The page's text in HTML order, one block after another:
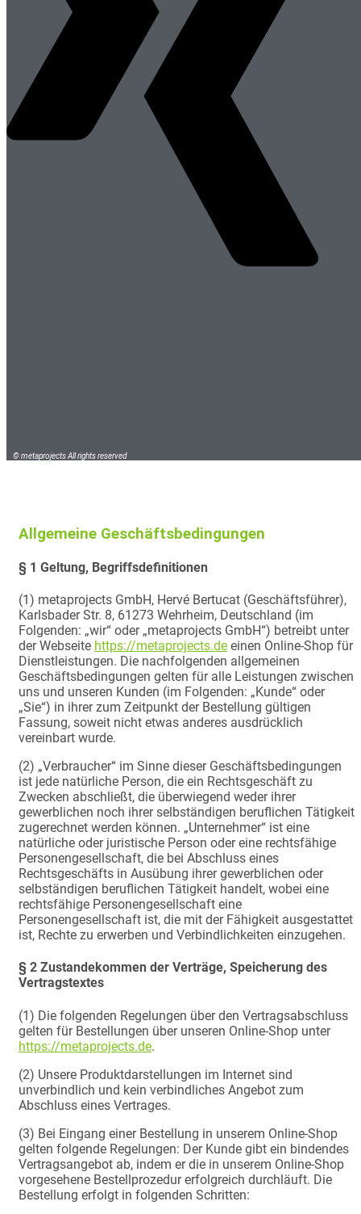
© metaprojects All rights reserved
Allgemeine Geschäftsbedingungen
§ 1 Geltung, Begriffsdefinitionen
(1) metaprojects GmbH, Hervé Bertucat (Geschäftsführer),
Karlsbader Str. 8, 61273 Wehrheim, Deutschland (im
Folgenden: „wir“ oder „metaprojects GmbH“) betreibt unter
der Webseite https://metaprojects.de einen Online-Shop für
Dienstleistungen. Die nachfolgenden allgemeinen
Geschäftsbedingungen gelten für alle Leistungen zwischen
uns und unseren Kunden (im Folgenden: „Kunde“ oder
„Sie“) in ihrer zum Zeitpunkt der Bestellung gültigen
Fassung, soweit nicht etwas anderes ausdrücklich
vereinbart wurde.
(2) „Verbraucher“ im Sinne dieser Geschäftsbedingungen
ist jede natürliche Person, die ein Rechtsgeschäft zu
Zwecken abschließt, die überwiegend weder ihrer
gewerblichen noch ihrer selbständigen beruflichen Tätigkeit
zugerechnet werden können. „Unternehmer“ ist eine
natürliche oder juristische Person oder eine rechtsfähige
Personengesellschaft, die bei Abschluss eines
Rechtsgeschäfts in Ausübung ihrer gewerblichen oder
selbständigen beruflichen Tätigkeit handelt, wobei eine
rechtsfähige Personengesellschaft eine
Personengesellschaft ist, die mit der Fähigkeit ausgestattet
ist, Rechte zu erwerben und Verbindlichkeiten einzugehen.
§ 2 Zustandekommen der Verträge, Speicherung des
Vertragstextes
(1) Die folgenden Regelungen über den Vertragsabschluss
gelten für Bestellungen über unseren Online-Shop unter
https://metaprojects.de.
(2) Unsere Produktdarstellungen im Internet sind
unverbindlich und kein verbindliches Angebot zum
Abschluss eines Vertrages.
(3) Bei Eingang einer Bestellung in unserem Online-Shop
gelten folgende Regelungen: Der Kunde gibt ein bindendes
Vertragsangebot ab, indem er die in unserem Online-Shop
vorgesehene Bestellprozedur erfolgreich durchläuft. Die
Bestellung erfolgt in folgenden Schritten: